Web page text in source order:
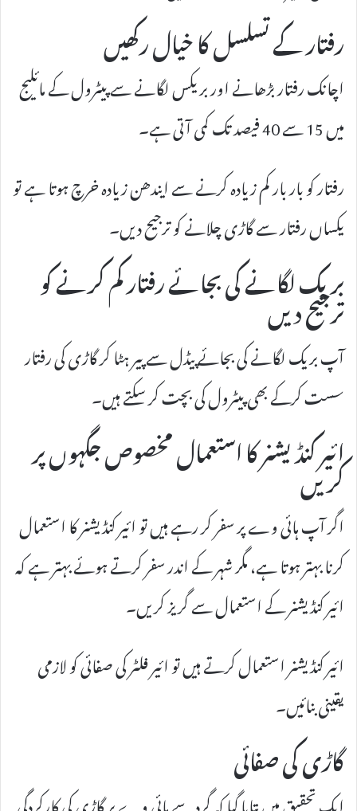
رفتار کے تسلسل کا خیال رکھیں
اچانک رفتار بڑھانے اور بریکس لگانے سے پیٹرول کے مائلیج
میں 15 سے 40 فیصد تک کمی آتی ہے۔
رفتار کو بار بار کم زیادہ کرنے سے ایندھن زیادہ خرچ ہوتا ہے تو
یکساں رفتار سے گاڑی چلانے کو ترجیح دیں۔
بریک لگانے کی بجائے رفتار کم کرنے کو
ترجیح دیں
آپ بریک لگانے کی بجائے پیڈل سے پیر ہٹا کر گاڑی کی رفتار
سست کرکے بھی پیٹرول کی بچت کر سکتے ہیں۔
ائیر کنڈیشنر کا استعمال مخصوص جگہوں پر
کریں
اگر آپ ہائی وے پر سفر کر رہے ہیں تو ائیر کنڈیشنر کا استعمال
کرنا بہتر ہوتا ہے، مگر شہر کے اندر سفر کرتے ہوئے بہتر ہے کہ
ائیر کنڈیشنر کے استعمال سے گریز کریں۔
ائیر کنڈیشنر استعمال کرتے ہیں تو ائیر فلٹر کی صفائی کو لازمی
یقینی بنائیں۔
گاڑی کی صفائی
ایک تحقیق میں بتایا گیا کہ گرد سے ہائی وے پر گاڑی کی کارکردگی